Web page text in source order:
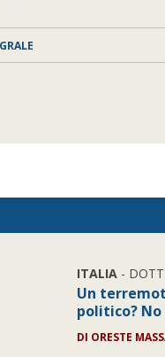
ITALIA -
Un
politico? No
DI ORESTE